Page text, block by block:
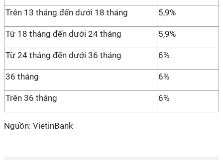
Trên 13 tháng đến dưới 18 tháng 5,9%
Từ 18 tháng đến dưới 24 tháng 5,9%
Từ 24 tháng đến dưới 36 tháng 6%
36 tháng 6%
Trên 36 tháng 6%
Nguồn: VietinBank